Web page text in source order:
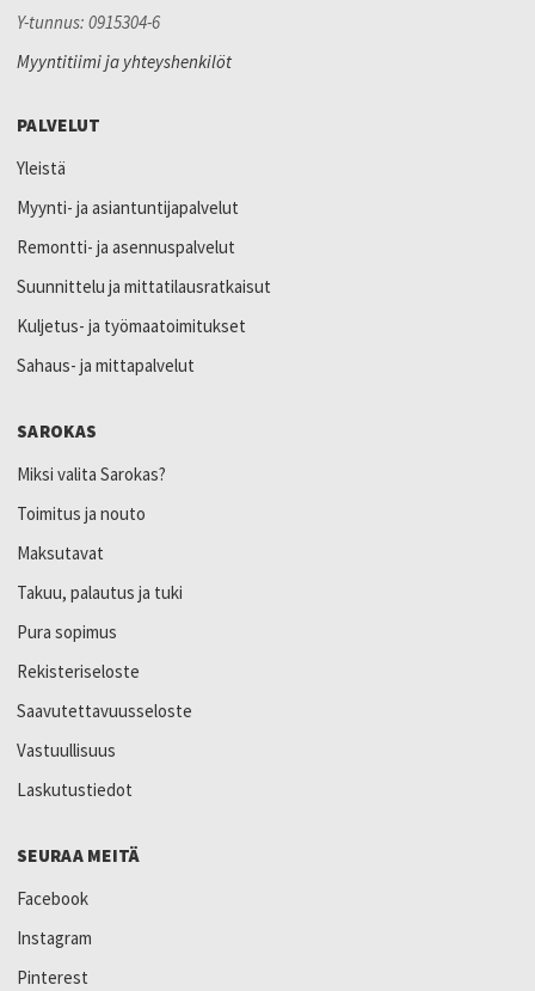
Y-tunnus: 0915304-6
Myyntitiimi ja yhteyshenkilöt
PALVELUT
Yleistä
Myynti- ja asiantuntijapalvelut
Remontti- ja asennuspalvelut
Suunnittelu ja mittatilausratkaisut
Kuljetus- ja työmaatoimitukset
Sahaus- ja mittapalvelut
SAROKAS
Miksi valita Sarokas?
Toimitus ja nouto
Maksutavat
Takuu, palautus ja tuki
Pura sopimus
Rekisteriseloste
Saavutettavuusseloste
Vastuullisuus
Laskutustiedot
SEURAA MEITÄ
Facebook
Instagram
Pinterest